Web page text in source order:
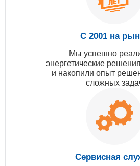
С 2001 на
Мы успешно
энергетические
и накопили опыт
сложных
Сервисная